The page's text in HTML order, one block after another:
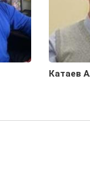
Катаев